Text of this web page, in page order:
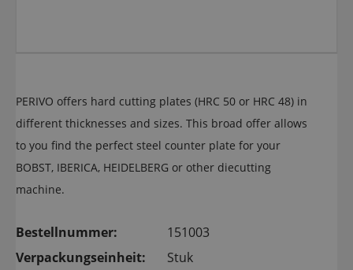
PERIVO offers hard cutting plates (HRC 50 or HRC 48) in
different thicknesses and sizes. This broad offer allows
to you find the perfect steel counter plate for your
BOBST, IBERICA, HEIDELBERG or other diecutting
machine.
Bestellnummer:
151003
Verpackungseinheit:
Stuk